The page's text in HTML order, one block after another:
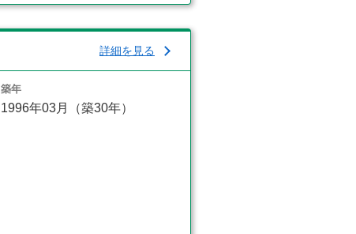
詳細を見る
築年
1996年03月（築30年）